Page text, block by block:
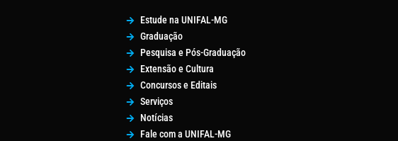
Estude na UNIFAL-MG
Graduação
Pesquisa e Pós-Graduação
Extensão e Cultura
Concursos e Editais
Serviços
Notícias
Fale com a UNIFAL-MG